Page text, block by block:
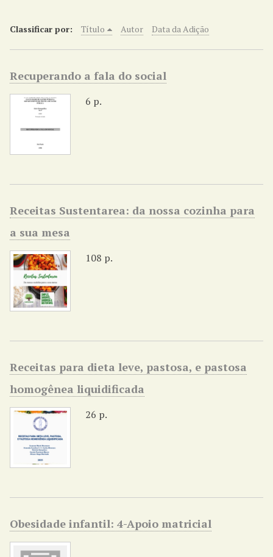
Classificar por: Título Autor Data da Adição
Recuperando a fala do social
6 p.
Receitas Sustentarea: da nossa cozinha para
a sua mesa
108 p.
Receitas para dieta leve, pastosa, e pastosa
homogênea liquidificada
26 p.
Obesidade infantil: 4-Apoio matricial